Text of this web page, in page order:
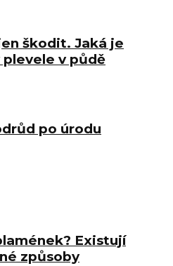
škodit. Jaká je
v půdě
po úrodu
Existují
způsoby